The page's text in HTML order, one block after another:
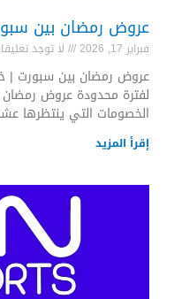
عروض رمضان بين
فبراير 17, 2026 لا توجد
عروض رمضان بين سبورت |
لفترة محدودة عروض
الخصومات التي ينتظرها
إقرأ المزيد